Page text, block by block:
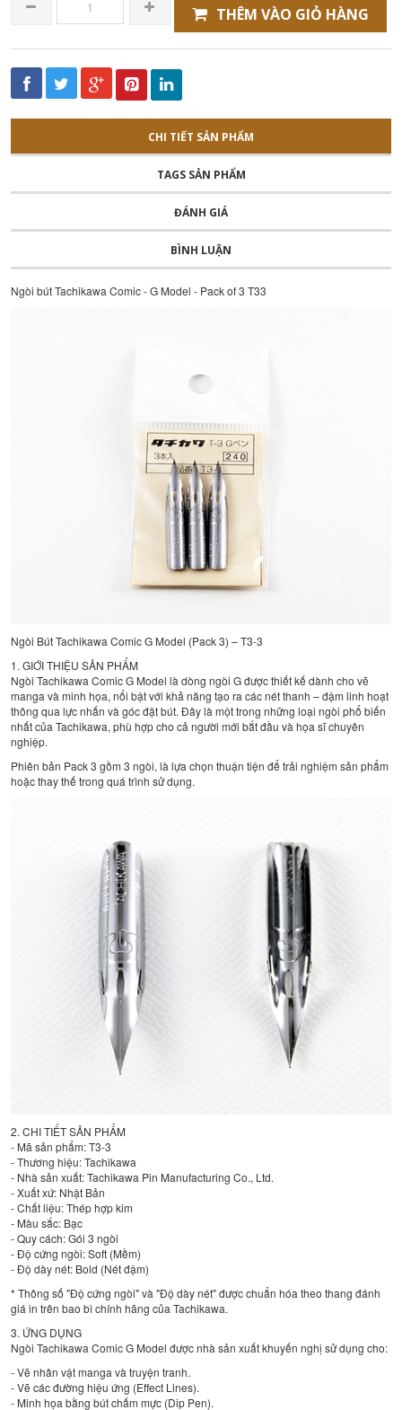
THÊM VÀO GIỎ HÀNG
CHI TIẾT SẢN PHẨM
TAGS SẢN PHẨM
ĐÁNH GIÁ
BÌNH LUẬN
Ngòi bút Tachikawa Comic - G Model - Pack of 3 T33
Ngòi Bút Tachikawa Comic G Model (Pack 3) – T3-3
1. GIỚI THIỆU SẢN PHẨM
Ngòi Tachikawa Comic G Model là dòng ngòi G được thiết kế dành cho vẽ
manga và minh họa, nổi bật với khả năng tạo ra các nét thanh – đậm linh hoạt
thông qua lực nhấn và góc đặt bút. Đây là một trong những loại ngòi phổ biến
nhất của Tachikawa, phù hợp cho cả người mới bắt đầu và họa sĩ chuyên
nghiệp.
Phiên bản Pack 3 gồm 3 ngòi, là lựa chọn thuận tiện để trải nghiệm sản phẩm
hoặc thay thế trong quá trình sử dụng.
2. CHI TIẾT SẢN PHẨM
- Mã sản phẩm: T3-3
- Thương hiệu: Tachikawa
- Nhà sản xuất: Tachikawa Pin Manufacturing Co., Ltd.
- Xuất xứ: Nhật Bản
- Chất liệu: Thép hợp kim
- Màu sắc: Bạc
- Quy cách: Gói 3 ngòi
- Độ cứng ngòi: Soft (Mềm)
- Độ dày nét: Bold (Nét đậm)
* Thông số "Độ cứng ngòi" và "Độ dày nét" được chuẩn hóa theo thang đánh
giá in trên bao bì chính hãng của Tachikawa.
3. ỨNG DỤNG
Ngòi Tachikawa Comic G Model được nhà sản xuất khuyến nghị sử dụng cho:
- Vẽ nhân vật manga và truyện tranh.
- Vẽ các đường hiệu ứng (Effect Lines).
- Minh họa bằng bút chấm mực (Dip Pen).